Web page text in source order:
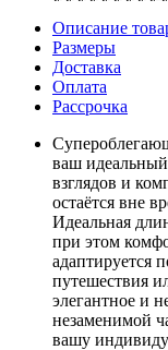
Описание
Размеры
Доставка
Оплата
Рассрочка
ваш
взглядов и
остаётся вне
Идеальная
при этом
адаптируется
путешествия
элегантное и
незаменимой
вашу